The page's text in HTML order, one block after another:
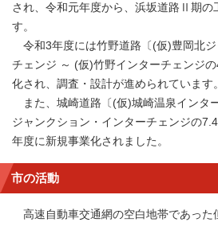
され、令和元年度から、浜坂道路Ⅱ期の
す。
令和3年度には竹野道路〔(仮)豊岡北
チェンジ ～ (仮)竹野インターチェンジ
化され、調査・設計が進められています。
また、城崎道路〔(仮)城崎温泉インタ
ジャンクション・インターチェンジの
年度に新規事業化されました。
市の活動
高速自動車交通網の空白地帯であった